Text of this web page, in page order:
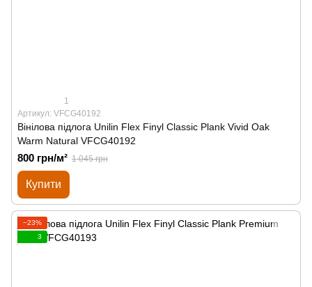
1
Артикул: VFCG40192
Вінілова підлога Unilin Flex Finyl Classic Plank Vivid Oak
Warm Natural VFCG40192
800 грн/м² 1 045 грн
Купити
−23%
3